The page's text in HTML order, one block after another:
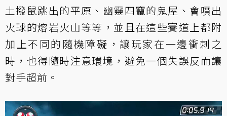
土撥鼠跳出的平原、幽靈四竄的鬼屋、會噴出
火球的熔岩火山等等，並且在這些賽道上都附
加上不同的隨機障礙，讓玩家在一邊衝刺之
時，也得隨時注意環境，避免一個失誤反而讓
對手超前。